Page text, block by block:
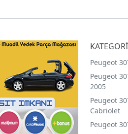
Peugeot
Peugeot
2005
Peugeot
Cabriolet
Peugeot